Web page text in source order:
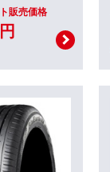
販売価格